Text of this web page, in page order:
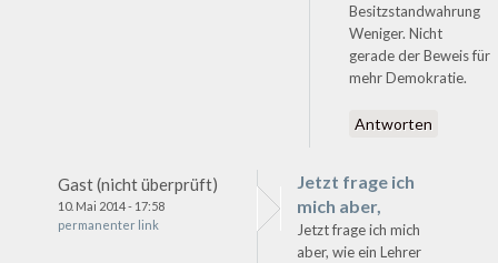
Besitzstandwahrung
Weniger. Nicht
gerade der Beweis für
mehr Demokratie.
Antworten
Gast (nicht überprüft)
10. Mai 2014 - 17:58
permanenter link
Jetzt frage ich
mich aber,
Jetzt frage ich mich
aber, wie ein Lehrer